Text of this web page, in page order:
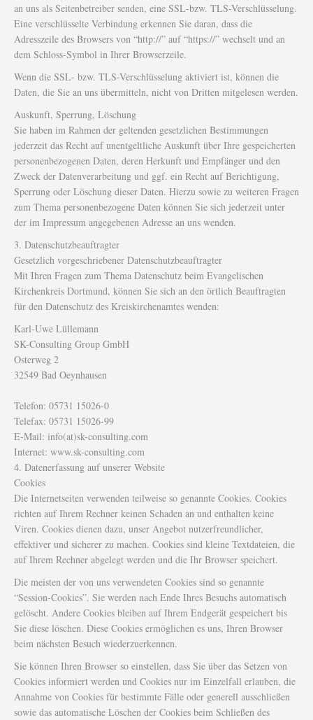
an uns als Seitenbetreiber senden, eine SSL-bzw. TLS-Verschlüsselung.
Eine verschlüsselte Verbindung erkennen Sie daran, dass die
Adresszeile des Browsers von “http://” auf “https://” wechselt und an
dem Schloss-Symbol in Ihrer Browserzeile.
Wenn die SSL- bzw. TLS-Verschlüsselung aktiviert ist, können die
Daten, die Sie an uns übermitteln, nicht von Dritten mitgelesen werden.
Auskunft, Sperrung, Löschung
Sie haben im Rahmen der geltenden gesetzlichen Bestimmungen
jederzeit das Recht auf unentgeltliche Auskunft über Ihre gespeicherten
personenbezogenen Daten, deren Herkunft und Empfänger und den
Zweck der Datenverarbeitung und ggf. ein Recht auf Berichtigung,
Sperrung oder Löschung dieser Daten. Hierzu sowie zu weiteren Fragen
zum Thema personenbezogene Daten können Sie sich jederzeit unter
der im Impressum angegebenen Adresse an uns wenden.
3. Datenschutzbeauftragter
Gesetzlich vorgeschriebener Datenschutzbeauftragter
Mit Ihren Fragen zum Thema Datenschutz beim Evangelischen
Kirchenkreis Dortmund, können Sie sich an den örtlich Beauftragten
für den Datenschutz des Kreiskirchenamtes wenden:
Karl-Uwe Lüllemann
SK-Consulting Group GmbH
Osterweg 2
32549 Bad Oeynhausen
Telefon: 05731 15026-0
Telefax: 05731 15026-99
E-Mail: info(at)sk-consulting.com
Internet: www.sk-consulting.com
4. Datenerfassung auf unserer Website
Cookies
Die Internetseiten verwenden teilweise so genannte Cookies. Cookies
richten auf Ihrem Rechner keinen Schaden an und enthalten keine
Viren. Cookies dienen dazu, unser Angebot nutzerfreundlicher,
effektiver und sicherer zu machen. Cookies sind kleine Textdateien, die
auf Ihrem Rechner abgelegt werden und die Ihr Browser speichert.
Die meisten der von uns verwendeten Cookies sind so genannte
“Session-Cookies”. Sie werden nach Ende Ihres Besuchs automatisch
gelöscht. Andere Cookies bleiben auf Ihrem Endgerät gespeichert bis
Sie diese löschen. Diese Cookies ermöglichen es uns, Ihren Browser
beim nächsten Besuch wiederzuerkennen.
Sie können Ihren Browser so einstellen, dass Sie über das Setzen von
Cookies informiert werden und Cookies nur im Einzelfall erlauben, die
Annahme von Cookies für bestimmte Fälle oder generell ausschließen
sowie das automatische Löschen der Cookies beim Schließen des